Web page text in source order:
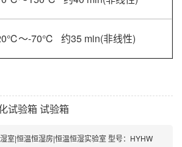
～-70℃ 约35 min(非线性)
试验箱试验箱
室|恒温恒湿房|恒温恒湿实验室 型号：HYHW